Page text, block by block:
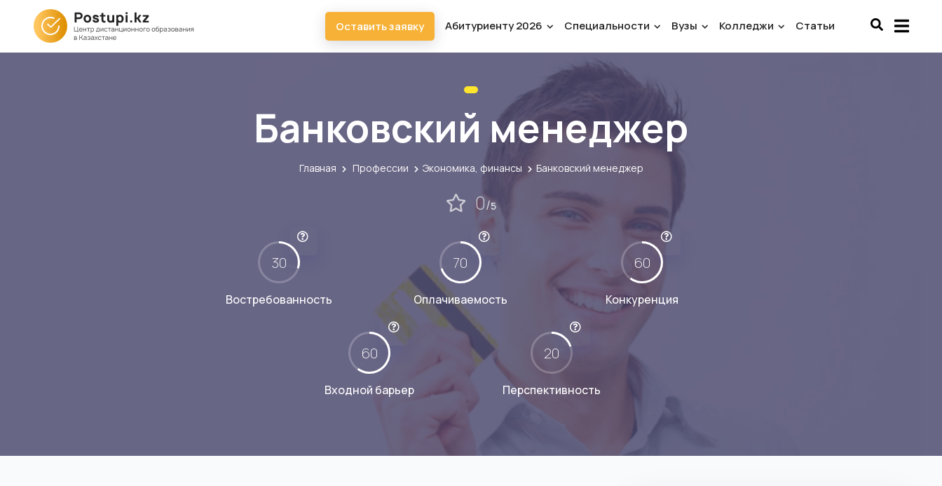
Оставить заявку Абитуриенту 2026 Специальности Вузы Колледжи Статьи
Банковский менеджер
Главная Профессии Экономика, финансы Банковский менеджер
0/5
30
Востребованность
70
Оплачиваемость
60
Конкуренция
60
Входной барьер
20
Перспективность